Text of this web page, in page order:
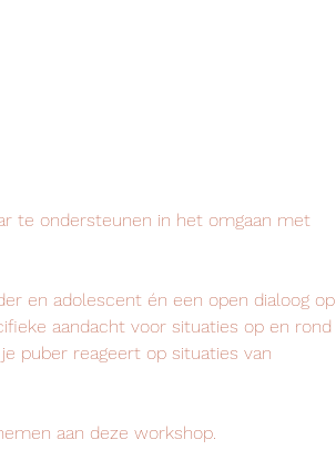
te ondersteunen in het omgaan met
en adolescent én een open dialoog op
aandacht voor situaties op en rond
puber reageert op situaties van
aan deze workshop.